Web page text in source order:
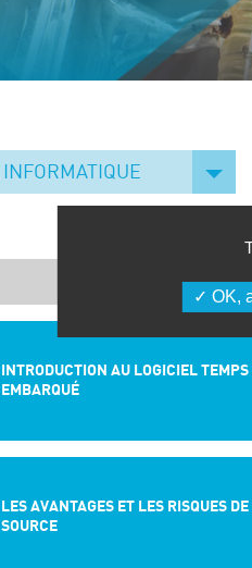
INFORMATIQUE
INTRODUCTION AU LOGICIEL TEMPS
EMBARQUÉ
LES AVANTAGES ET LES RISQUES DE
SOURCE
OK,